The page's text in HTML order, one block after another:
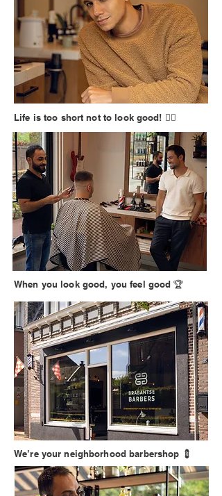
Life is too short not to look good! 💇‍♂️
When you look good, you feel good 🏆
We’re your neighborhood barbershop 💈